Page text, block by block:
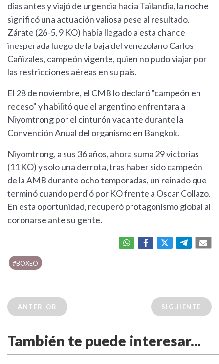
días antes y viajó de urgencia hacia Tailandia, la noche
significó una actuación valiosa pese al resultado.
Zárate (26-5, 9 KO) había llegado a esta chance
inesperada luego de la baja del venezolano Carlos
Cañizales, campeón vigente, quien no pudo viajar por
las restricciones aéreas en su país.
El 28 de noviembre, el CMB lo declaró "campeón en
receso" y habilitó que el argentino enfrentara a
Niyomtrong por el cinturón vacante durante la
Convención Anual del organismo en Bangkok.
Niyomtrong, a sus 36 años, ahora suma 29 victorias
(11 KO) y solo una derrota, tras haber sido campeón
de la AMB durante ocho temporadas, un reinado que
terminó cuando perdió por KO frente a Oscar Collazo.
En esta oportunidad, recuperó protagonismo global al
coronarse ante su gente.
#BOXEO
ANTERIOR SIGUIENTE
También te puede interesar...